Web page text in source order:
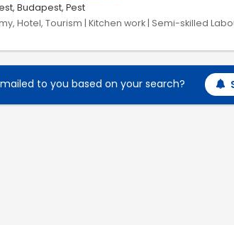
Budapest, Pest
Hotel, Tourism | Kitchen work | Semi-skilled
to you based on your search?